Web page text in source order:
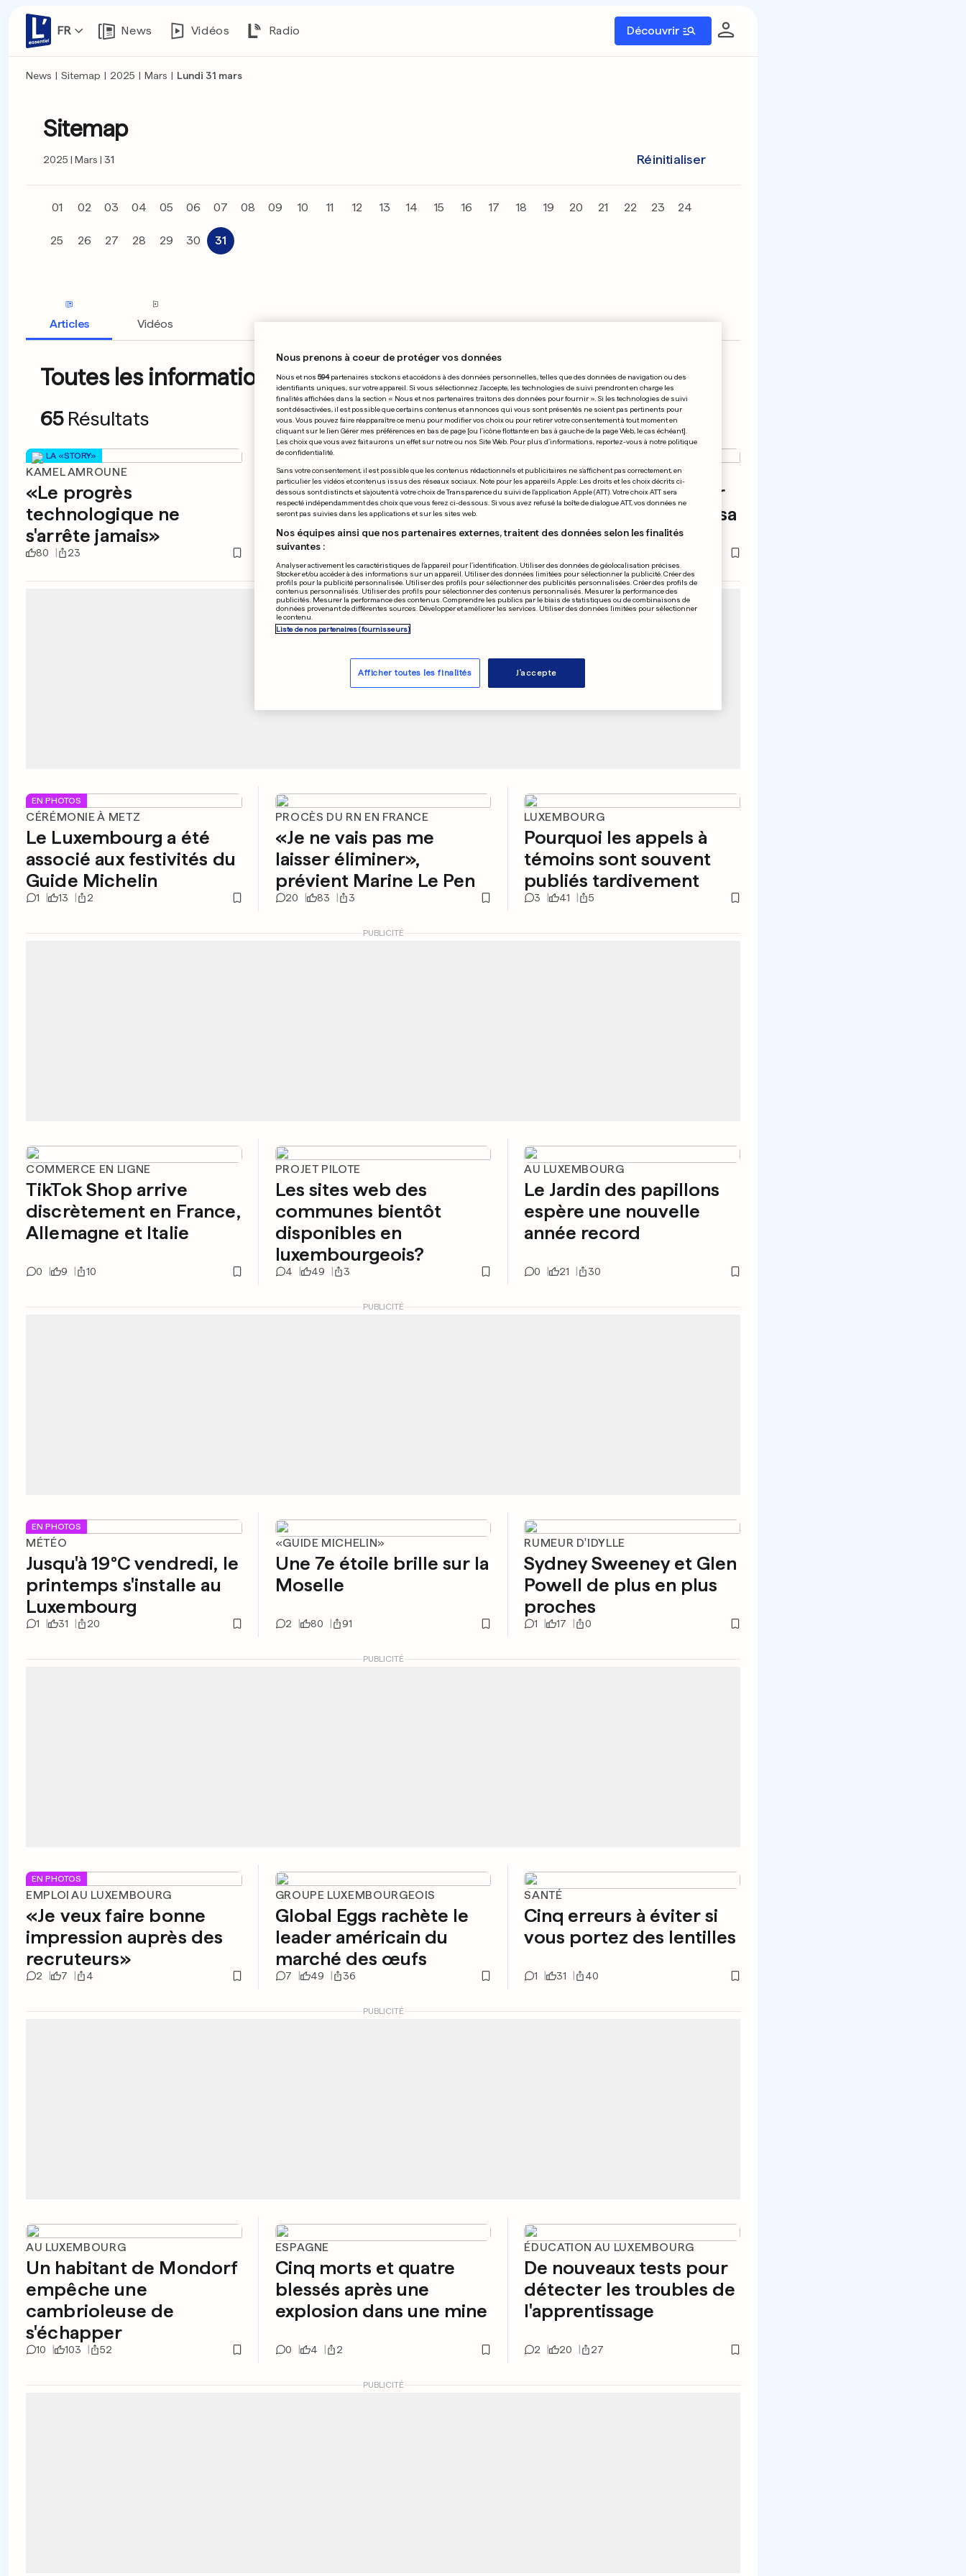
FR News Vidéos Radio Découvrir
News | Sitemap | 2025 | Mars | Lundi 31 mars
Sitemap
2025 Mars 31 Réinitialiser
01 02 03 04 05 06 07 08 09 10 11 12 13 14 15 16 17 18 19 20 21 22 23 24
25 26 27 28 29 30 31
Articles Vidéos
Toutes les informations du 31.03.2025
65 Résultats
LA «STORY»
KAMEL AMROUNE
«Le progrès
technologique ne
s'arrête jamais»
80 23
FOOTBALL EN NORVÈGE
Le trophée du meilleur
joueur était des œufs
0 12
SKI ALPIN
Lindsey Vonn a le cœur
brisé après la mort de sa
petite chienne
PUBLICITÉ
EN PHOTOS
CÉRÉMONIE À METZ
Le Luxembourg a été
associé aux festivités du
Guide Michelin
1 13 2
PROCÈS DU RN EN FRANCE
«Je ne vais pas me
laisser éliminer»,
prévient Marine Le Pen
20 83 3
LUXEMBOURG
Pourquoi les appels à
témoins sont souvent
publiés tardivement
3 41 5
PUBLICITÉ
COMMERCE EN LIGNE
TikTok Shop arrive
discrètement en France,
Allemagne et Italie
0 9 10
PROJET PILOTE
Les sites web des
communes bientôt
disponibles en
luxembourgeois?
4 49 3
AU LUXEMBOURG
Le Jardin des papillons
espère une nouvelle
année record
0 21 30
PUBLICITÉ
EN PHOTOS
MÉTÉO
Jusqu'à 19°C vendredi, le
printemps s'installe au
Luxembourg
1 31 20
«GUIDE MICHELIN»
Une 7e étoile brille sur la
Moselle
2 80 91
RUMEUR D'IDYLLE
Sydney Sweeney et Glen
Powell de plus en plus
proches
1 17 0
PUBLICITÉ
EN PHOTOS
EMPLOI AU LUXEMBOURG
«Je veux faire bonne
impression auprès des
recruteurs»
2 7 4
GROUPE LUXEMBOURGEOIS
Global Eggs rachète le
leader américain du
marché des œufs
7 49 36
SANTÉ
Cinq erreurs à éviter si
vous portez des lentilles
1 31 40
PUBLICITÉ
AU LUXEMBOURG
Un habitant de Mondorf
empêche une
cambrioleuse de
s'échapper
10 103 52
ESPAGNE
Cinq morts et quatre
blessés après une
explosion dans une mine
0 4 2
ÉDUCATION AU LUXEMBOURG
De nouveaux tests pour
détecter les troubles de
l'apprentissage
2 20 27
PUBLICITÉ
Nous prenons à coeur de protéger vos données
Nous et nos 594partenaires stockons et accédons à des données personnelles, telles que des données de navigation ou des
identifiants uniques, sur votre appareil. Si vous sélectionnez J'accepte, les technologies de suivi prendront en charge les
finalités affichées dans la section « Nous et nos partenaires traitons des données pour fournir ». Si les technologies de suivi
sont désactivées, il est possible que certains contenus et annonces qui vous sont présentés ne soient pas pertinents pour
vous. Vous pouvez faire réapparaître ce menu pour modifier vos choix ou pour retirer votre consentement à tout moment en
cliquant sur le lien Gérer mes préférences en bas de page [ou l'icône flottante en bas à gauche de la page Web, le cas échéant].
Les choix que vous avez fait aurons un effet sur notre ou nos Site Web. Pour plus d’informations, reportez-vous à notre politique
de confidentialité.
Sans votre consentement, il est possible que les contenus rédactionnels et publicitaires ne s'affichent pas correctement, en
particulier les vidéos et contenus issus des réseaux sociaux. Note pour les appareils Apple: Les droits et les choix décrits ci-
dessous sont distincts et s'ajoutent à votre choix de Transparence du suivi de l'application Apple (ATT). Votre choix ATT sera
respecté indépendamment des choix que vous ferez ci-dessous. Si vous avez refusé la boîte de dialogue ATT, vos données ne
seront pas suivies dans les applications et sur les sites web.
Nos équipes ainsi que nos partenaires externes, traitent des données selon les finalités
suivantes :
Analyser activement les caractéristiques de l’appareil pour l’identification. Utiliser des données de géolocalisation précises.
Stocker et/ou accéder à des informations sur un appareil. Utiliser des données limitées pour sélectionner la publicité. Créer des
profils pour la publicité personnalisée. Utiliser des profils pour sélectionner des publicités personnalisées. Créer des profils de
contenus personnalisés. Utiliser des profils pour sélectionner des contenus personnalisés. Mesurer la performance des
publicités. Mesurer la performance des contenus. Comprendre les publics par le biais de statistiques ou de combinaisons de
données provenant de différentes sources. Développer et améliorer les services. Utiliser des données limitées pour sélectionner
le contenu.
Liste de nos partenaires (fournisseurs)
Afficher toutes les finalités J'accepte